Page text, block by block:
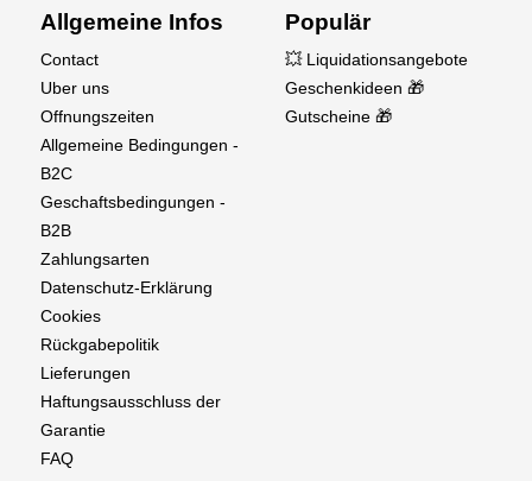
Allgemeine Infos
Contact
Uber uns
Offnungszeiten
Allgemeine Bedingungen -
B2C
Geschaftsbedingungen -
B2B
Zahlungsarten
Datenschutz-Erklärung
Cookies
Rückgabepolitik
Lieferungen
Haftungsausschluss der
Garantie
FAQ
Populär
💥 Liquidationsangebote
Geschenkideen 🎁
Gutscheine 🎁